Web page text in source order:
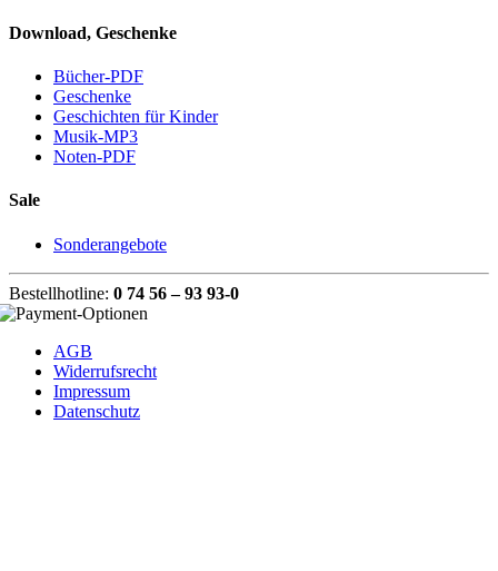
Download, Geschenke
Bücher-PDF
Geschenke
Geschichten für Kinder
Musik-MP3
Noten-PDF
Sale
Sonderangebote
Bestellhotline: 0 74 56 – 93 93-0
AGB
Widerrufsrecht
Impressum
Datenschutz